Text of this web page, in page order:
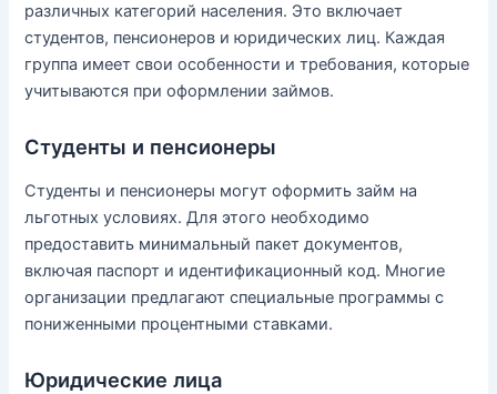
различных категорий населения. Это включает
студентов, пенсионеров и юридических лиц. Каждая
группа имеет свои особенности и требования, которые
учитываются при оформлении займов.
Студенты и пенсионеры
Студенты и пенсионеры могут оформить займ на
льготных условиях. Для этого необходимо
предоставить минимальный пакет документов,
включая паспорт и идентификационный код. Многие
организации предлагают специальные программы с
пониженными процентными ставками.
Юридические лица